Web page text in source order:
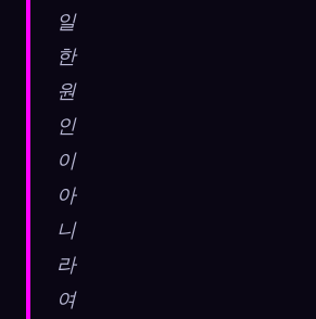
일
한
원
인
이
아
니
라
여